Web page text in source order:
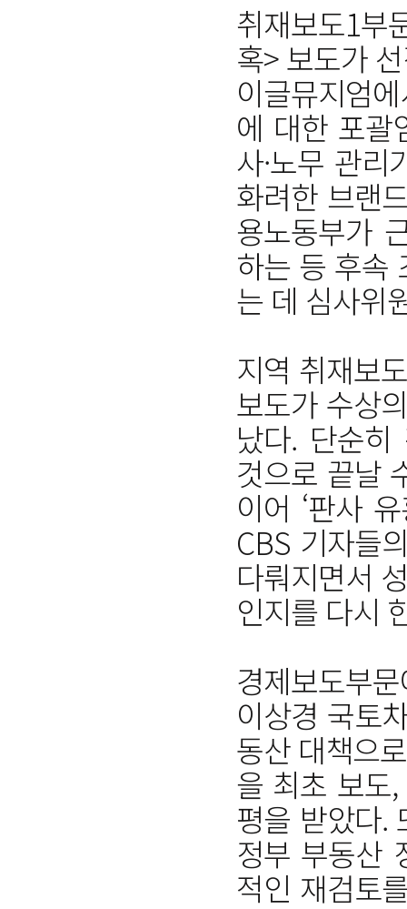
취재보도1부
혹> 보도가
이글뮤지엄
에 대한 포괄
사·노무 관
화려한 브랜
용노동부가
하는 등 후속
는 데 심사위
지역 취재보
보도가 수상
났다. 단순
것으로 끝날
이어 ‘판사
CBS 기자들
다뤄지면서
인지를 다시
경제보도부
이상경 국토
동산 대책으
을 최초 보도
평을 받았다.
정부 부동산
적인 재검토